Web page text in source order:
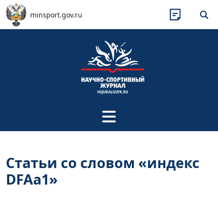
Перейти к основному содержанию
minsport.gov.ru
Статьи со словом «индекс
DFAa1»